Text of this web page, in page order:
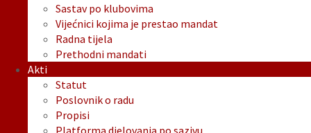
Sastav po klubovima
Vijećnici kojima je prestao mandat
Radna tijela
Prethodni mandati
Akti
Statut
Poslovnik o radu
Propisi